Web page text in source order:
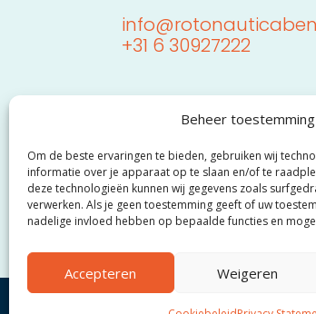
Beheer toestemming
Om de beste ervaringen te bieden, gebruiken wij
informatie over je apparaat op te slaan en/of te
deze technologieën kunnen wij gegevens zoals
verwerken. Als je geen toestemming geeft of uw
nadelige invloed hebben op bepaalde functies en
Accepteren Weigeren
+31 6 30927222
OFFICIAL ROTO